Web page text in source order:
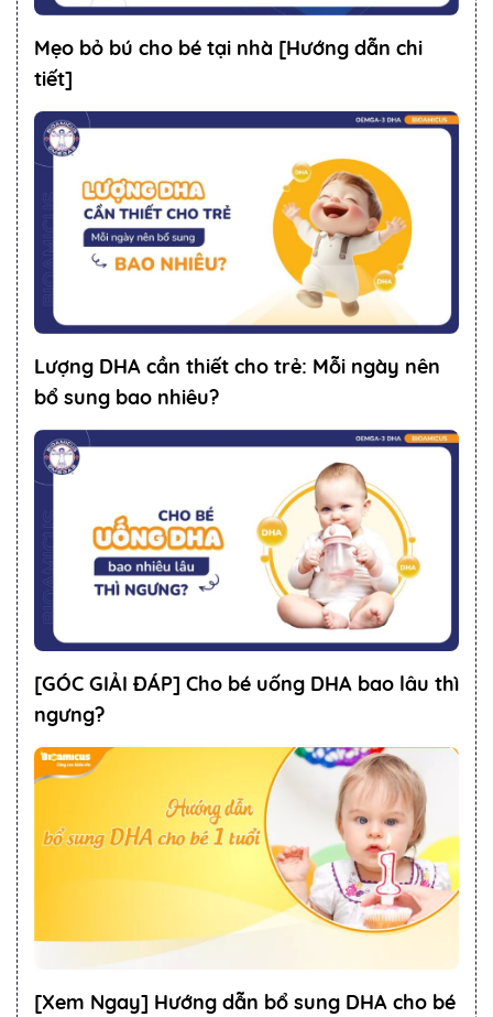
Mẹo bỏ bú cho bé tại nhà [Hướng dẫn chi
tiết]
Lượng DHA cần thiết cho trẻ: Mỗi ngày nên
bổ sung bao nhiêu?
[GÓC GIẢI ĐÁP] Cho bé uống DHA bao lâu thì
ngưng?
[Xem Ngay] Hướng dẫn bổ sung DHA cho bé